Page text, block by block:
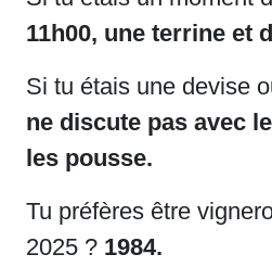
11h00, une terrine et
Si tu étais une devise
ne discute pas avec
les pousse.
Tu préfères être
2025 ? 1984.